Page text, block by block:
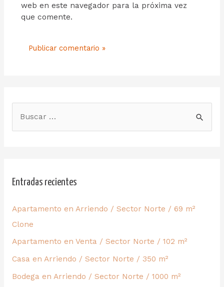
web en este navegador para la próxima vez
que comente.
Entradas recientes
Apartamento en Arriendo / Sector Norte / 69 m²
Clone
Apartamento en Venta / Sector Norte / 102 m²
Casa en Arriendo / Sector Norte / 350 m²
Bodega en Arriendo / Sector Norte / 1000 m²